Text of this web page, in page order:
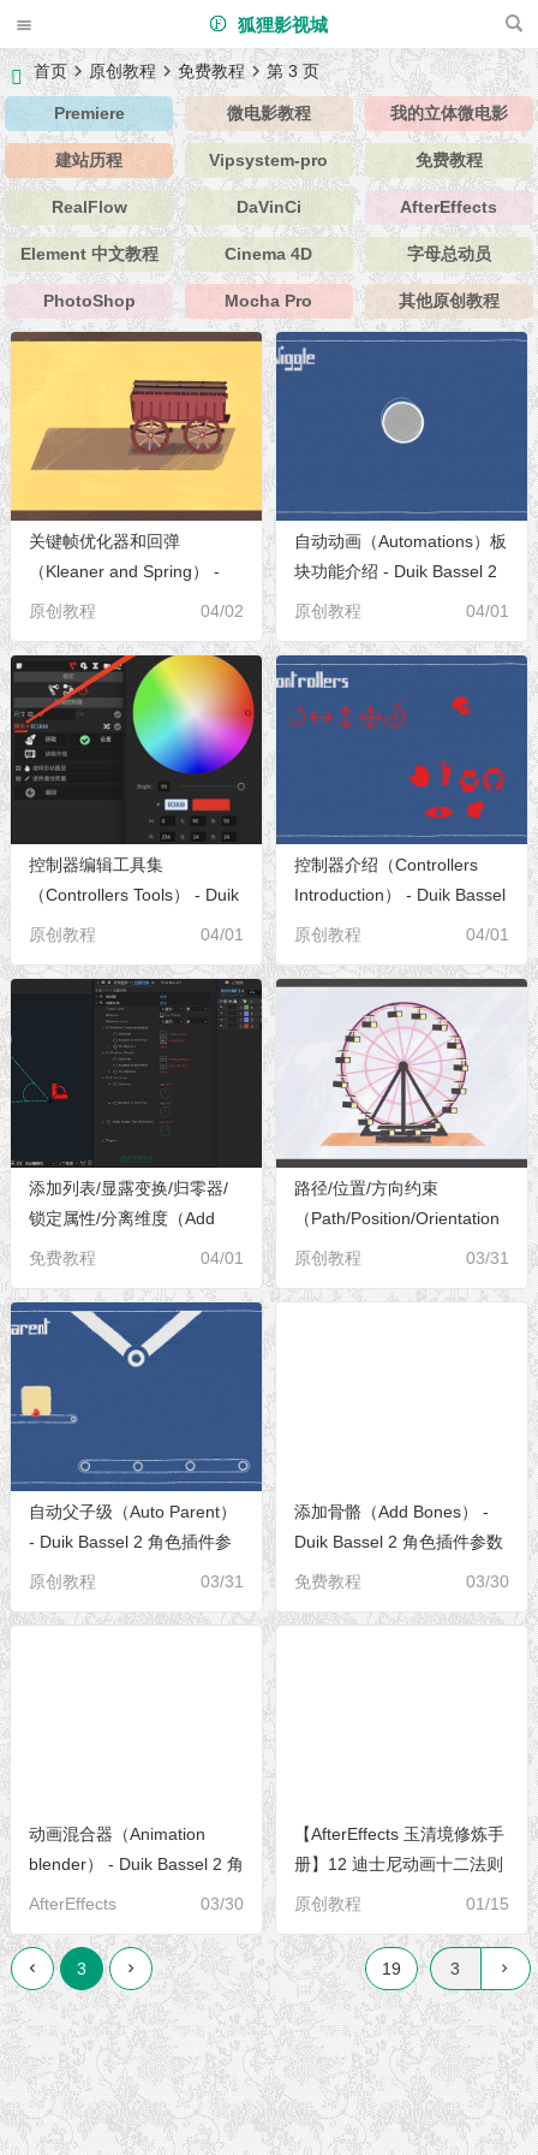
狐狸影视城
首页 原创教程 免费教程 第 3 页
Premiere 微电影教程 我的立体微电影
建站历程 Vipsystem-pro 免费教程
RealFlow DaVinCi AfterEffects
Element 中文教程 Cinema 4D 字母总动员
PhotoShop Mocha Pro 其他原创教程
关键帧优化器和回弹
（Kleaner and Spring） -
Duik Bassel 2 角色插件参数
原创教程 04/02
自动动画（Automations）板
块功能介绍 - Duik Bassel 2
角色插件参数全解[S04E01]
原创教程 04/01
控制器编辑工具集
（Controllers Tools） - Duik
Bassel 2 角色插件参数全解
原创教程 04/01
控制器介绍（Controllers
Introduction） - Duik Bassel
2 角色插件参数全解
原创教程 04/01
添加列表/显露变换/归零器/
锁定属性/分离维度（Add
List/Expose
Property/Separate
Dimensions） - Duik Bassel
2 角色插件参数全解
[S02E08]
免费教程 04/01
路径/位置/方向约束
（Path/Position/Orientation
Constraint） - Duik Bassel 2
原创教程 03/31
自动父子级（Auto Parent）
- Duik Bassel 2 角色插件参
数全解[S02E06]
原创教程 03/31
添加骨骼（Add Bones） -
Duik Bassel 2 角色插件参数
全解[S02E05]
免费教程 03/30
动画混合器（Animation
blender） - Duik Bassel 2 角
色插件参数全解[S02E04]
AfterEffects 03/30
【AfterEffects 玉清境修炼手
册】12 迪士尼动画十二法则
详解 | AE 综合使用教程
原创教程 01/15
19
3